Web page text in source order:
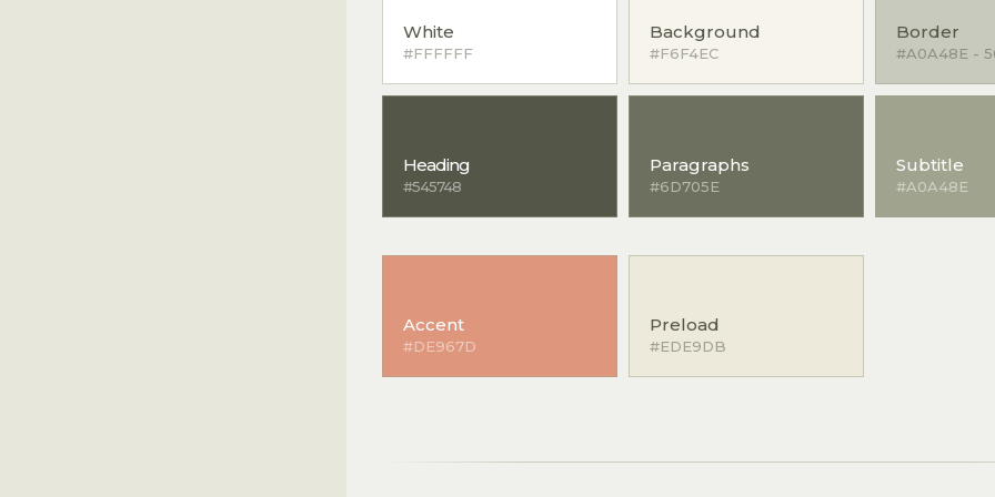
White
#FFFFFF
Background
#F6F4EC
Border
#A0A48E -
Heading
#545748
Paragraphs
#6D705E
Subtitle
#A0A48E
Accent
#DE967D
Preload
#EDE9DB